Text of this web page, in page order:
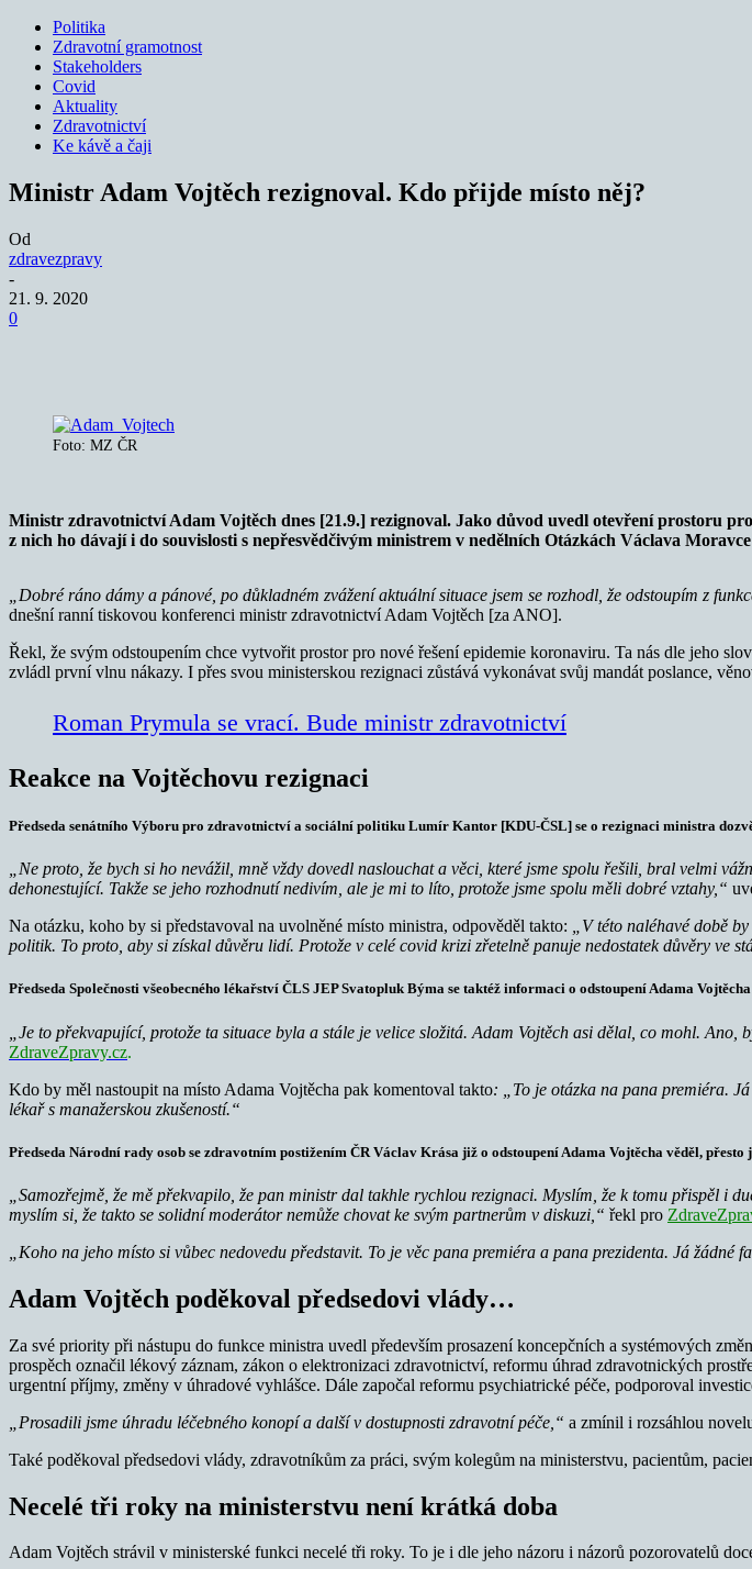
Politika
Zdravotní gramotnost
Stakeholders
Covid
Aktuality
Zdravotnictví
Ke kávě a čaji
Ministr Adam Vojtěch rezignoval. Kdo přijde místo něj?
Od
zdravezpravy
-
21. 9. 2020
0
Foto: MZ ČR
Ministr zdravotnictví Adam Vojtěch dnes [21.9.] rezignoval. Jako důvod uvedl otevření prostoru
z nich ho dávají i do souvislosti s nepřesvědčivým ministrem v nedělních Otázkách Václava
„Dobré ráno dámy a pánové, po důkladném zvážení aktuální situace jsem se rozhodl, že odstoupím z
dnešní ranní tiskovou konferenci ministr zdravotnictví Adam Vojtěch [za ANO].
Řekl, že svým odstoupením chce vytvořit prostor pro nové řešení epidemie koronaviru. Ta nás dle jeho
zvládl první vlnu nákazy. I přes svou ministerskou rezignaci zůstává vykonávat svůj mandát poslance,
Roman Prymula se vrací. Bude ministr zdravotnictví
Reakce na Vojtěchovu rezignaci
Předseda senátního Výboru pro zdravotnictví a sociální politiku Lumír Kantor [KDU-ČSL] se o rezignaci ministra
„Ne proto, že bych si ho nevážil, mně vždy dovedl naslouchat a věci, které jsme spolu řešili, bral velmi
dehonestující. Takže se jeho rozhodnutí nedivím, ale je mi to líto, protože jsme spolu měli dobré vztahy,“
Na otázku, koho by si představoval na uvolněné místo ministra, odpověděl takto:
„V této naléhavé době
politik. To proto, aby si získal důvěru lidí. Protože v celé covid krizi zřetelně panuje nedostatek důvěry ve
Předseda Společnosti všeobecného lékařství ČLS JEP Svatopluk Býma se taktéž informaci o odstoupení Adama
„Je to překvapující, protože ta situace byla a stále je velice složitá. Adam Vojtěch asi dělal, co mohl.
ZdraveZpravy.cz.
Kdo by měl nastoupit na místo Adama Vojtěcha pak komentoval takto: „To je otázka na pana premiéra.
lékař s manažerskou zkušeností.“
Předseda Národní rady osob se zdravotním postižením ČR Václav Krása již o odstoupení Adama Vojtěcha věděl,
„Samozřejmě, že mě překvapilo, že pan ministr dal takhle rychlou rezignaci. Myslím, že k tomu přispěl
myslím si, že takto se solidní moderátor nemůže chovat ke svým partnerům v diskuzi,“ řekl pro
„Koho na jeho místo si vůbec nedovedu představit. To je věc pana premiéra a pana prezidenta. Já žádné
Adam Vojtěch poděkoval předsedovi vlády…
Za své priority při nástupu do funkce ministra uvedl především prosazení koncepčních a systémových
prospěch označil lékový záznam, zákon o elektronizaci zdravotnictví, reformu úhrad zdravotnických
urgentní příjmy, změny v úhradové vyhlášce. Dále započal reformu psychiatrické péče, podporoval
„Prosadili jsme úhradu léčebného konopí a další v dostupnosti zdravotní péče,“ a zmínil i rozsáhlou
Také poděkoval předsedovi vlády, zdravotníkům za práci, svým kolegům na ministerstvu, pacientům,
Necelé tři roky na ministerstvu není krátká doba
Adam Vojtěch strávil v ministerské funkci necelé tři roky. To je i dle jeho názoru i názorů pozorovatelů